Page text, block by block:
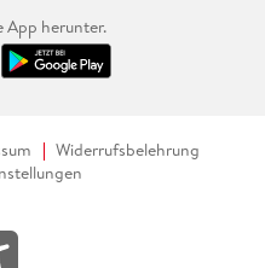
App herunter.
Widerrufsbelehrung